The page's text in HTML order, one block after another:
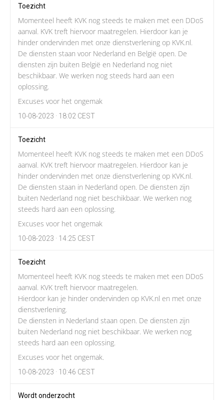
Toezicht
Momenteel heeft KVK nog steeds te maken met een DDoS
aanval. KVK treft hiervoor maatregelen. Hierdoor kan je
hinder ondervinden met onze dienstverlening op KVK.nl.
De diensten staan voor Nederland en België open. De
diensten zijn buiten België en Nederland nog niet
beschikbaar. We werken nog steeds hard aan een
oplossing.
Excuses voor het ongemak
10-08-2023 · 18:02 CEST
Toezicht
Momenteel heeft KVK nog steeds te maken met een DDoS
aanval. KVK treft hiervoor maatregelen. Hierdoor kan je
hinder ondervinden met onze dienstverlening op KVK.nl.
De diensten staan in Nederland open. De diensten zijn
buiten Nederland nog niet beschikbaar. We werken nog
steeds hard aan een oplossing.
Excuses voor het ongemak
10-08-2023 · 14:25 CEST
Toezicht
Momenteel heeft KVK nog steeds te maken met een DDoS
aanval. KVK treft hiervoor maatregelen.
Hierdoor kan je hinder ondervinden op KVK.nl en met onze
dienstverlening.
De diensten in Nederland staan open. De diensten zijn
buiten Nederland nog niet beschikbaar. We werken nog
steeds hard aan een oplossing.
Excuses voor het ongemak.
10-08-2023 · 10:46 CEST
Wordt onderzocht